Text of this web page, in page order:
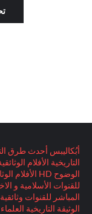
أبُكاليبس أحدث طرق
التاريخية الأفلام
الوضوح HD
الأفلام
للقنوات الأسلامية و
المباشر للقنوات وثائقية
الوثيقة التاريخية